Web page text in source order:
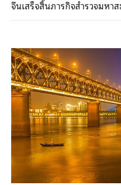
จีนเสร็จสิ้นภารกิจสำรวจมห